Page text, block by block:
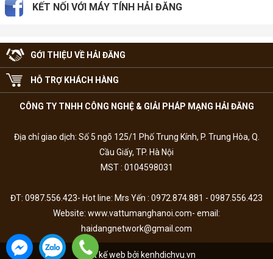
KẾT NỐI VỚI MÁY TÍNH HẢI ĐĂNG
GỚI THIỆU VỀ HẢI ĐĂNG
HỖ TRỢ KHÁCH HÀNG
CÔNG TY TNHH CÔNG NGHỆ & GIẢI PHÁP MẠNG HẢI ĐĂNG
Địa chỉ giao dịch: Số 5 ngõ 125/1 Phố Trung Kính, P. Trung Hòa, Q.
Cầu Giấy, TP. Hà Nội
MST : 0104598031
ĐT: 0987.556.423- Hot line: Mrs Yến : 0972.874.881 - 0987.556.423
Website: www.vattumanghanoi.com- email:
haidangnetwork@gmail.com
Thiết kế web bởi kenhdichvu.vn